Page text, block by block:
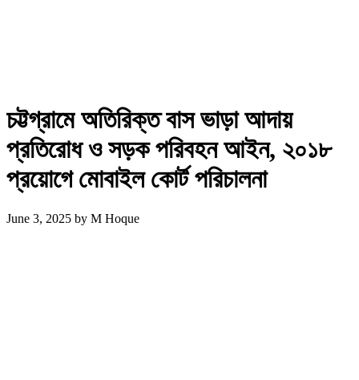
চট্টগ্রামে অতিরিক্ত বাস ভাড়া আদায়
প্রতিরোধ ও সড়ক পরিবহন আইন, ২০১৮
প্রয়োগে মোবাইল কোর্ট পরিচালনা
June 3, 2025 by M Hoque